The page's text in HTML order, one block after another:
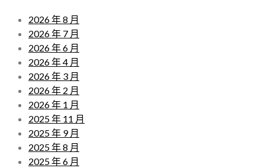
2026 年 8 月
2026 年 7 月
2026 年 6 月
2026 年 4 月
2026 年 3 月
2026 年 2 月
2026 年 1 月
2025 年 11 月
2025 年 9 月
2025 年 8 月
2025 年 6 月